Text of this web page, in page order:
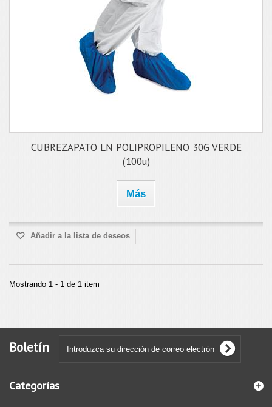
CUBREZAPATO LN POLIPROPILENO 30G VERDE
(100u)
Más
Añadir a la lista de deseos
Mostrando 1 - 1 de 1 item
Boletín
Categorías